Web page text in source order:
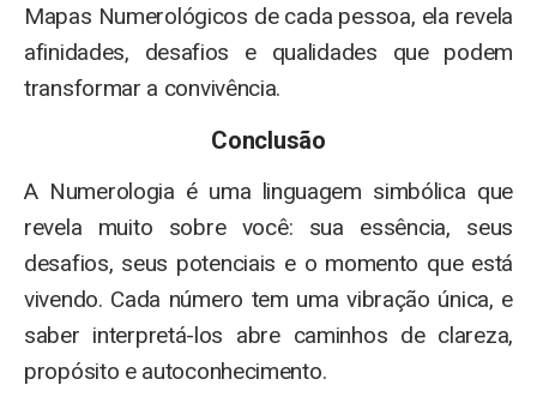
Mapas Numerológicos de cada pessoa, ela revela
afinidades, desafios e qualidades que podem
transformar a convivência.
Conclusão
A Numerologia é uma linguagem simbólica que
revela muito sobre você: sua essência, seus
desafios, seus potenciais e o momento que está
vivendo. Cada número tem uma vibração única, e
saber interpretá-los abre caminhos de clareza,
propósito e autoconhecimento.